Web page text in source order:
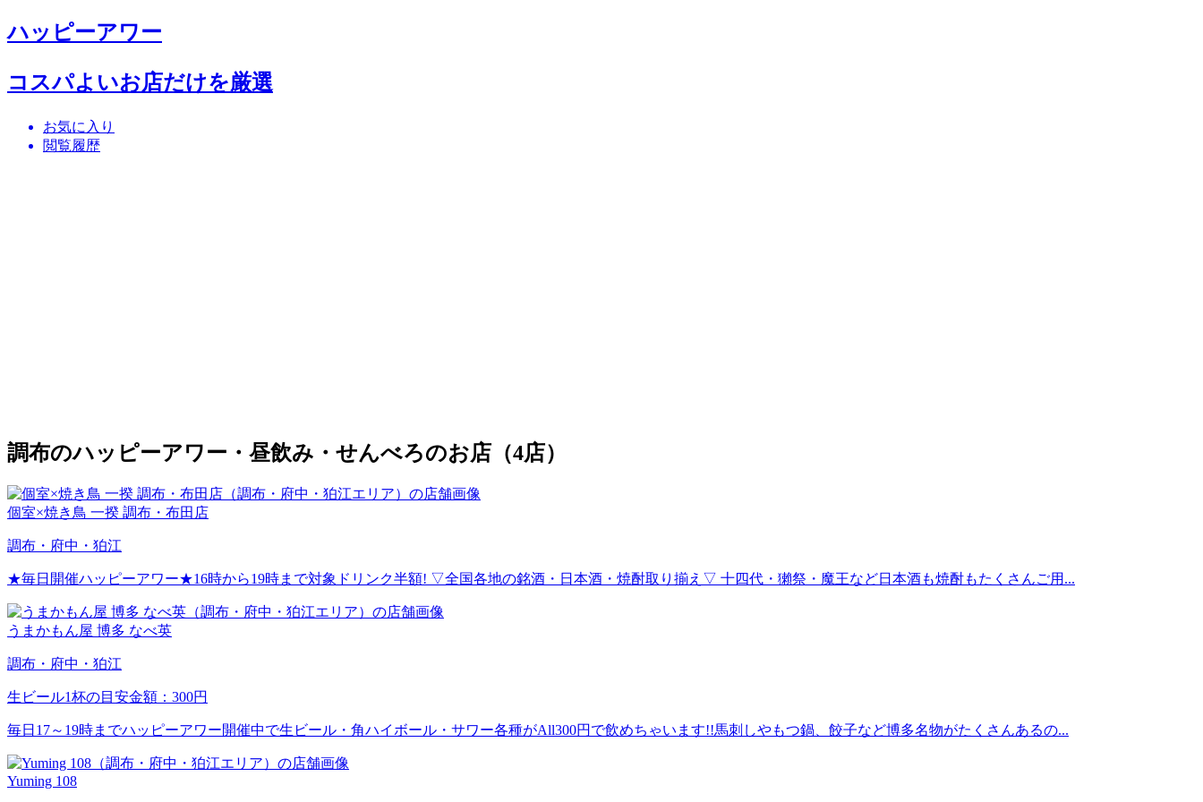
ハッピーアワー
コスパよいお店だけを厳選
お気に入り
閲覧履歴
調布のハッピーアワー・昼飲み・せんべろのお店（4店）
個室×焼き鳥 一揆 調布・布田店
調布・府中・狛江
★毎日開催ハッピーアワー★16時から19時まで対象ドリンク半額! ▽全国各地の銘酒・日本酒・焼酎取り揃え▽ 十四代・獺祭・魔王など日本酒も焼酎もたくさんご用...
うまかもん屋 博多 なべ英
調布・府中・狛江
生ビール1杯の目安金額：300円
毎日17～19時までハッピーアワー開催中で生ビール・角ハイボール・サワー各種がAll300円で飲めちゃいます!!馬刺しやもつ鍋、餃子など博多名物がたくさんあるの...
Yuming 108